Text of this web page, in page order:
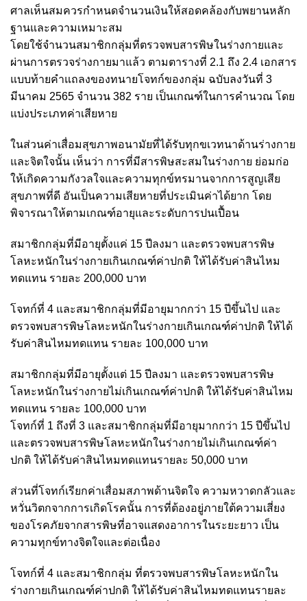
ศาลเห็นสมควรกำหนดจำนวนเงินให้สอดคล้องกับพยานหลัก
ฐานและความเหมาะสม
โดยใช้จำนวนสมาชิกกลุ่มที่ตรวจพบสารพิษในร่างกายและ
ผ่านการตรวจร่างกายมาแล้ว ตามตารางที่ 2.1 ถึง 2.4 เอกสาร
แบบท้ายคำแถลงของทนายโจทก์ของกลุ่ม ฉบับลงวันที่ 3
มีนาคม 2565 จำนวน 382 ราย เป็นเกณฑ์ในการคำนวณ โดย
แบ่งประเภทค่าเสียหาย
ในส่วนค่าเสื่อมสุขภาพอนามัยที่ได้รับทุกขเวทนาด้านร่างกาย
และจิตใจนั้น เห็นว่า การที่มีสารพิษสะสมในร่างกาย ย่อมก่อ
ให้เกิดความกังวลใจและความทุกข์ทรมานจากการสูญเสีย
สุขภาพที่ดี อันเป็นความเสียหายที่ประเมินค่าได้ยาก โดย
พิจารณาให้ตามเกณฑ์อายุและระดับการปนเปื้อน
สมาชิกกลุ่มที่มีอายุตั้งแค่ 15 ปีลงมา และตรวจพบสารพิษ
โลหะหนักในร่างกายเกินเกณฑ์ค่าปกติ ให้ได้รับค่าสินไหม
ทดแทน รายละ 200,000 บาท
โจทก์ที่ 4 และสมาชิกกลุ่มที่มีอายุมากกว่า 15 ปีขึ้นไป และ
ตรวจพบสารพิษโลหะหนักในร่างกายเกินเกณฑ์ค่าปกติ ให้ได้
รับค่าสินไหมทดแทน รายละ 100,000 บาท
สมาชิกกลุ่มที่มีอายุตั้งแต่ 15 ปีลงมา และตรวจพบสารพิษ
โลหะหนักในร่างกายไม่เกินเกณฑ์ค่าปกติ ให้ได้รับค่าสินไหม
ทดแทน รายละ 100,000 บาท
โจทก์ที่ 1 ถึงที่ 3 และสมาชิกกลุ่มที่มีอายุมากกว่า 15 ปีขึ้นไป
และตรวจพบสารพิษโลหะหนักในร่างกายไม่เกินเกณฑ์ค่า
ปกติ ให้ได้รับค่าสินไหมทดแทนรายละ 50,000 บาท
ส่วนที่โจทก์เรียกค่าเสื่อมสภาพด้านจิตใจ ความหวาดกลัวและ
หวั่นวิตกจากการเกิดโรคนั้น การที่ต้องอยู่ภายใต้ความเสี่ยง
ของโรคภัยจากสารพิษที่อาจแสดงอาการในระยะยาว เป็น
ความทุกข์ทางจิตใจและต่อเนื่อง
โจทก์ที่ 4 และสมาชิกกลุ่ม ที่ตรวจพบสารพิษโลหะหนักใน
ร่างกายเกินเกณฑ์ค่าปกติ ให้ได้รับค่าสินไหมทดแทนรายละ